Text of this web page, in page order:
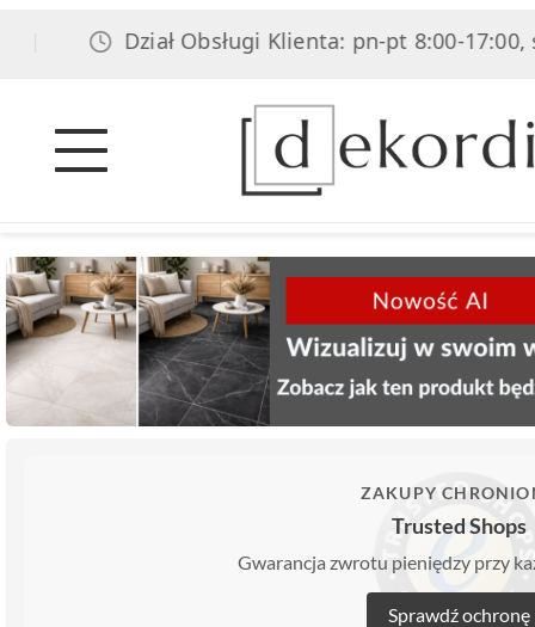
Dział Obsługi Klienta: pn-pt 8:00-17:00, sob
ZAKUPY
Trusted Shops
Gwarancja zwrotu pieniędzy przy
Sprawdź ochronę